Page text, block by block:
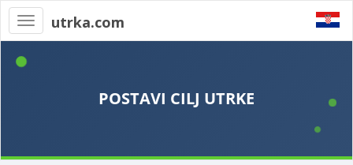
Toggle
navigation
utrka.com